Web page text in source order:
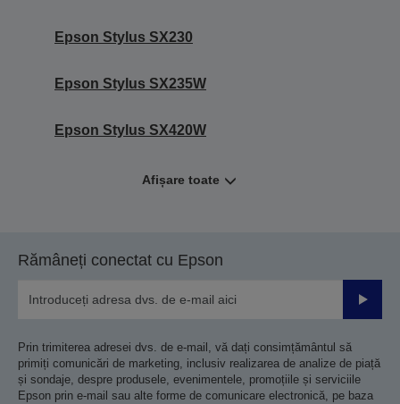
Epson Stylus SX230
Epson Stylus SX235W
Epson Stylus SX420W
Afișare toate
Rămâneți conectat cu Epson
Prin trimiterea adresei dvs. de e-mail, vă dați consimțământul să
primiți comunicări de marketing, inclusiv realizarea de analize de piață
și sondaje, despre produsele, evenimentele, promoțiile și serviciile
Epson prin e-mail sau alte forme de comunicare electronică, pe baza